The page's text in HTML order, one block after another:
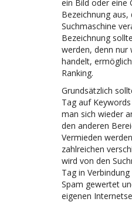
ein Bild oder eine
Bezeichnung
Suchmaschine
Bezeichnung
werden, denn nur
handelt,
Ranking.
Grundsätzlich
Tag auf
man sich wieder
den anderen
Vermieden
zahlreichen
wird von den
Tag in
Spam gewertet
eigenen